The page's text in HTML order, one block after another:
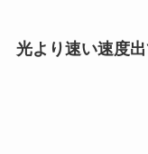
光より速い速度